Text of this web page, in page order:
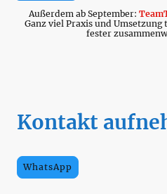
Außerdem ab September:
Ganz viel Praxis und Umsetzung
fester
Kontakt
WhatsApp